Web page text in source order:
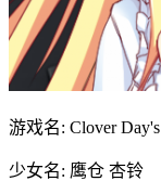
游戏名: Clover Day's
少女名: 鹰仓 杏铃